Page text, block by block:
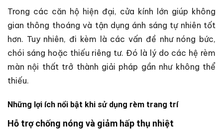
Trong các căn hộ hiện đại, cửa kính lớn giúp không
gian thông thoáng và tận dụng ánh sáng tự nhiên tốt
hơn. Tuy nhiên, đi kèm là các vấn đề như nóng bức,
chói sáng hoặc thiếu riêng tư. Đó là lý do các hệ rèm
màn nội thất trở thành giải pháp gần như không thể
thiếu.
Những lợi ích nổi bật khi sử dụng rèm trang trí
Hỗ trợ chống nóng và giảm hấp thụ nhiệt